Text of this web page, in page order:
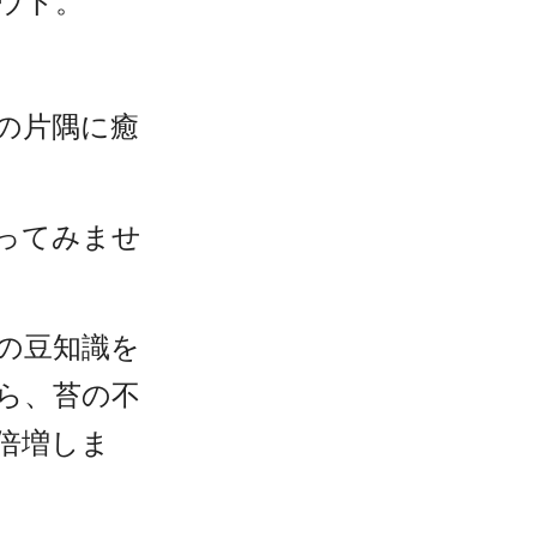
片隅に癒
てみませ
豆知識を
、苔の不
増しま